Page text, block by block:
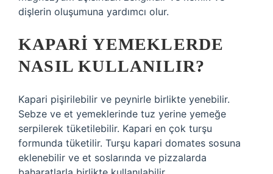
dişlerin oluşumuna yardımcı olur.
KAPARI YEMEKLERDE
NASIL KULLANILIR?
Kapari pişirilebilir ve peynirle birlikte yenebilir.
Sebze ve et yemeklerinde tuz yerine yemeğe
serpilerek tüketilebilir. Kapari en çok turşu
formunda tüketilir. Turşu kapari domates sosuna
eklenebilir ve et soslarında ve pizzalarda